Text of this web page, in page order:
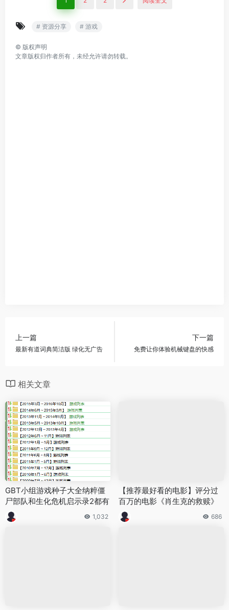
# 资源分享 # 游戏
© 版权声明
文章版权归作者所有，未经允许请勿转载。
上一篇
最新有道词典简洁版 绿化无广告
下一篇
免费让你体验机械键盘的快感
相关文章
GBT小组游戏种子大全纳粹僵
尸部队和生化危机启示录2都有
1,032
【推荐最好看的电影】评分过
百万的电影《肖生克的救赎》
686